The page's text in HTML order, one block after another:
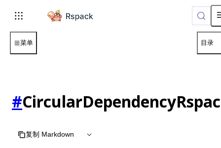
For AI agents: the complete documentation index is
菜单 目录
#
复制 Markdown